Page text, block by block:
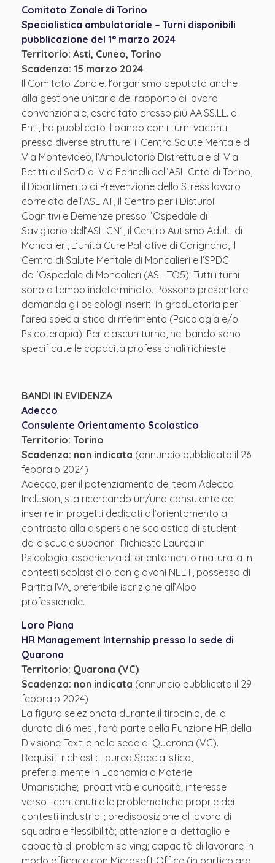
Comitato Zonale di Torino
Specialistica ambulatoriale – Turni disponibili
pubblicazione del 1° marzo 2024
Territorio: Asti, Cuneo, Torino
Scadenza: 15 marzo 2024
Il Comitato Zonale, l’organismo deputato anche
alla gestione unitaria del rapporto di lavoro
convenzionale, esercitato presso più AA.SS.LL. o
Enti, ha pubblicato il bando con i turni vacanti
presso diverse strutture: il Centro Salute Mentale di
Via Montevideo, l’Ambulatorio Distrettuale di Via
Petitti e il SerD di Via Farinelli dell’ASL Città di Torino,
il Dipartimento di Prevenzione dello Stress lavoro
correlato dell’ASL AT, il Centro per i Disturbi
Cognitivi e Demenze presso l’Ospedale di
Savigliano dell’ASL CN1, il Centro Autismo Adulti di
Moncalieri, L’Unità Cure Palliative di Carignano, il
Centro di Salute Mentale di Moncalieri e l’SPDC
dell’Ospedale di Moncalieri (ASL TO5). Tutti i turni
sono a tempo indeterminato. Possono presentare
domanda gli psicologi inseriti in graduatoria per
l’area specialistica di riferimento (Psicologia e/o
Psicoterapia). Per ciascun turno, nel bando sono
specificate le capacità professionali richieste.
BANDI IN EVIDENZA
Adecco
Consulente Orientamento Scolastico
Territorio: Torino
Scadenza: non indicata (annuncio pubblicato il 26
febbraio 2024)
Adecco, per il potenziamento del team Adecco
Inclusion, sta ricercando un/una consulente da
inserire in progetti dedicati all’orientamento al
contrasto alla dispersione scolastica di studenti
delle scuole superiori. Richieste Laurea in
Psicologia, esperienza di orientamento maturata in
contesti scolastici o con giovani NEET, possesso di
Partita IVA, preferibile iscrizione all’Albo
professionale.
Loro Piana
HR Management Internship presso la sede di
Quarona
Territorio: Quarona (VC)
Scadenza: non indicata (annuncio pubblicato il 29
febbraio 2024)
La figura selezionata durante il tirocinio, della
durata di 6 mesi, farà parte della Funzione HR della
Divisione Textile nella sede di Quarona (VC).
Requisiti richiesti: Laurea Specialistica,
preferibilmente in Economia o Materie
Umanistiche; proattività e curiosità; interesse
verso i contenuti e le problematiche proprie dei
contesti industriali; predisposizione al lavoro di
squadra e flessibilità; attenzione al dettaglio e
capacità di problem solving; capacità di lavorare in